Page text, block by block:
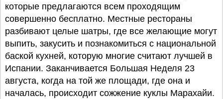
которые предлагаются всем проходящим
совершенно бесплатно. Местные рестораны
разбивают целые шатры, где все желающие могут
выпить, закусить и познакомиться с национальной
баской кухней, которую многие считают лучшей в
Испании. Заканчивается Большая Неделя 23
августа, когда на той же площади, где она и
началась, происходит сожжение куклы Марахайи.